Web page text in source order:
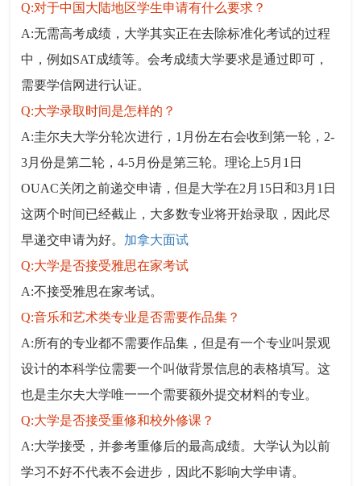
Q:对于中国大陆地区学生申请有什么要求？
A:无需高考成绩，大学其实正在去除标准化考试的过程
中，例如SAT成绩等。会考成绩大学要求是通过即可，
需要学信网进行认证。
Q:大学录取时间是怎样的？
A:圭尔夫大学分轮次进行，1月份左右会收到第一轮，2-
3月份是第二轮，4-5月份是第三轮。理论上5月1日
OUAC关闭之前递交申请，但是大学在2月15日和3月1日
这两个时间已经截止，大多数专业将开始录取，因此尽
早递交申请为好。 加拿大面试
Q:大学是否接受雅思在家考试
A:不接受雅思在家考试。
Q:音乐和艺术类专业是否需要作品集？
A:所有的专业都不需要作品集，但是有一个专业叫景观
设计的本科学位需要一个叫做背景信息的表格填写。这
也是圭尔夫大学唯一一个需要额外提交材料的专业。
Q:大学是否接受重修和校外修课？
A:大学接受，并参考重修后的最高成绩。大学认为以前
学习不好不代表不会进步，因此不影响大学申请。